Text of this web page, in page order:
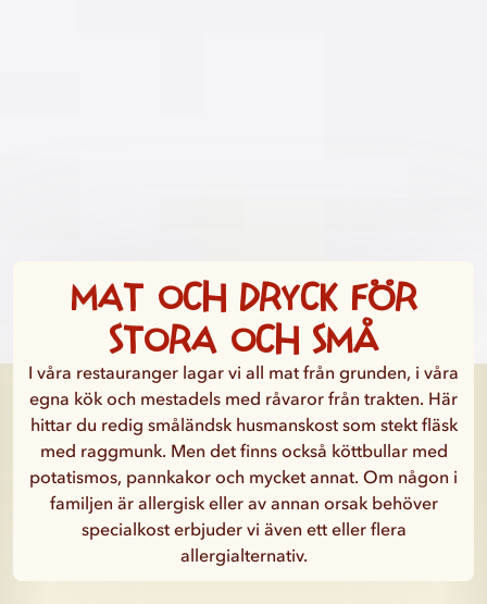
Mat och dryck för
stora och små
I våra restauranger lagar vi all mat från grunden, i våra
egna kök och mestadels med råvaror från trakten. Här
hittar du redig småländsk husmanskost som stekt fläsk
med raggmunk. Men det finns också köttbullar med
potatismos, pannkakor och mycket annat. Om någon i
familjen är allergisk eller av annan orsak behöver
specialkost erbjuder vi även ett eller flera
allergialternativ.